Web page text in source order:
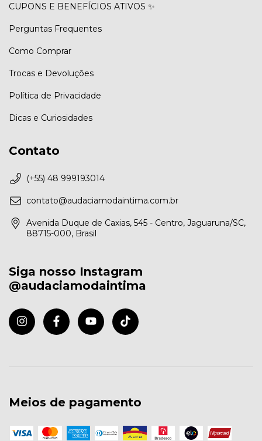
CUPONS E BENEFÍCIOS ATIVOS ✨
Perguntas Frequentes
Como Comprar
Trocas e Devoluções
Política de Privacidade
Dicas e Curiosidades
Contato
(+55) 48 999193014
contato@audaciamodaintima.com.br
Avenida Duque de Caxias, 545 - Centro, Jaguaruna/SC,
88715-000, Brasil
Siga nosso Instagram
@audaciamodaintima
Meios de pagamento